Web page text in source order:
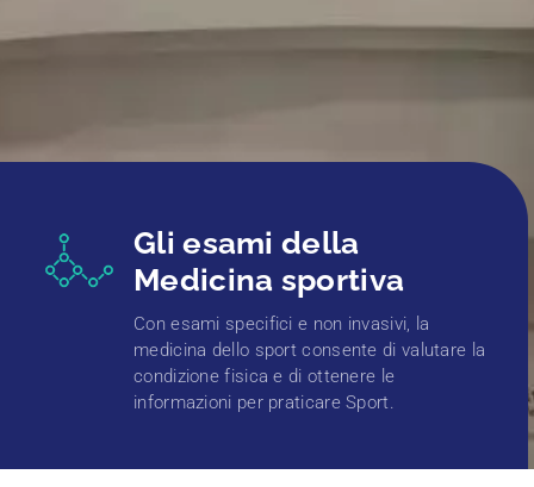
Gli esami della
Medicina sportiva
Con esami specifici e non invasivi, la
medicina dello sport consente di valutare la
condizione fisica e di ottenere le
informazioni per praticare Sport.